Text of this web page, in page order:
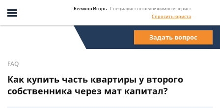
Беляков Игорь- Специалист по недвижимости, юрист
Спросить юриста
Задать вопрос
FAQ
Как купить часть квартиры у второго
собственника через мат капитал?